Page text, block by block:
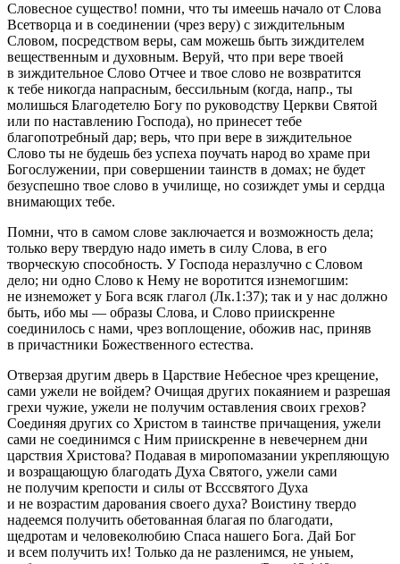
Словесное существо! помни, что ты имеешь начало от Слова
Всетворца и в соединении (чрез веру) с зиждительным
Словом, посредством веры, сам можешь быть зиждителем
вещественным и духовным. Веруй, что при вере твоей
в зиждительное Слово Отчее и твое слово не возвратится
к тебе никогда напрасным, бессильным (когда, напр., ты
молишься Благодетелю Богу по руководству Церкви Святой
или по наставлению Господа), но принесет тебе
благопотребный дар; верь, что при вере в зиждительное
Слово ты не будешь без успеха поучать народ во храме при
Богослужении, при совершении таинств в домах; не будет
безуспешно твое слово в училище, но созиждет умы и сердца
внимающих тебе.
Помни, что в самом слове заключается и возможность дела;
только веру твердую надо иметь в силу Слова, в его
творческую способность. У Господа неразлучно с Словом
дело; ни одно Слово к Нему не воротится изнемогшим:
не изнеможет у Бога всяк глагол (Лк.1:37); так и у нас должно
быть, ибо мы — образы Слова, и Слово приискренне
соединилось с нами, чрез воплощение, обожив нас, приняв
в причастники Божественного естества.
Отверзая другим дверь в Царствие Небесное чрез крещение,
сами ужели не войдем? Очищая других покаянием и разрешая
грехи чужие, ужели не получим оставления своих грехов?
Соединяя других со Христом в таинстве причащения, ужели
сами не соединимся с Ним приискренне в невечернем дни
царствия Христова? Подавая в миропомазании укрепляющую
и возращающую благодать Духа Святого, ужели сами
не получим крепости и силы от Всссвятого Духа
и не возрастим дарования своего духа? Воистину твердо
надеемся получить обетованная благая по благодати,
щедротам и человеколюбию Спаса нашего Бога. Дай Бог
и всем получить их! Только да не разленимся, не уныем,